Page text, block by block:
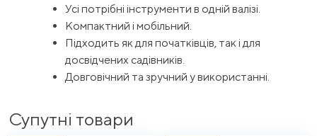
Усі потрібні інструменти в одній валізі.
Компактний і мобільний.
Підходить як для початківців, так і для
досвідчених садівників.
Довговічний та зручний у використанні.
Супутні товари